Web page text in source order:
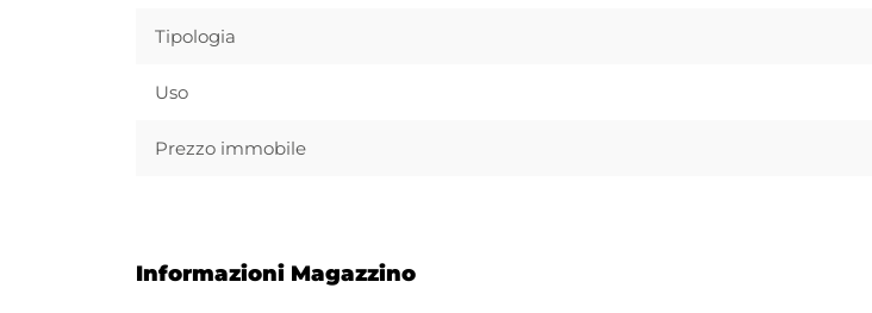
Tipologia
Uso
Prezzo immobile
Informazioni Magazzino